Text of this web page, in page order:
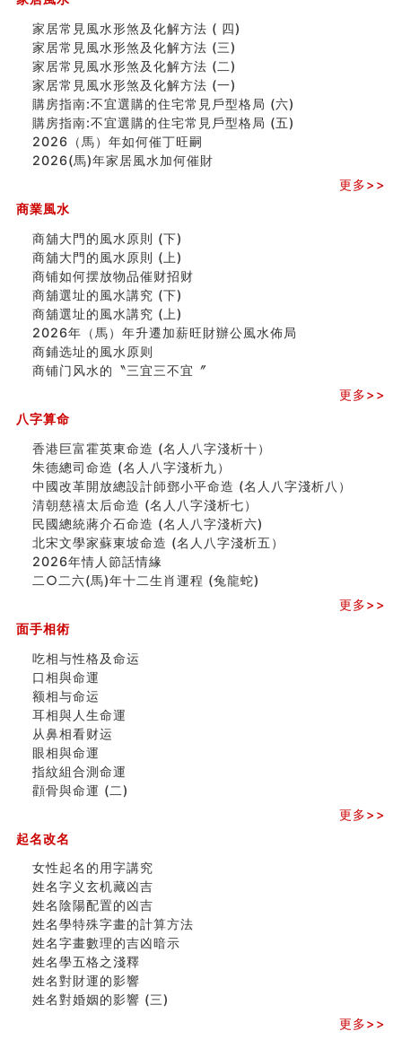
套房風水怎麼看？ 租屋風水禁忌有哪些？搬家禁忌要注
精选1500个五行属金的字
玄空本义(九)
八字十神与坐基关系详解
精选1000个五行属土的字
人的面相看财运
玄空本义(八)
六爻算卦：测腹中胎儿是男是女
中國改革開放總設計師鄧小平命造 (名人八字淺析八）
精选1000个五行属火的字
玄空本义(七)
刘燮鈞讲人相 手纹与命运(二)
商铺如何摆放物品催财招财
极其旺夫的女人面相
家居常見風水形煞及化解方法 (二)
居家風水懶人包！房子煞氣怎麼看？風水禁忌有哪些？有
這樣風水的房子別�
南半球的八字如何推排
风水先生林琅仙的传说
从痣看相
姓名陰陽配置的凶吉
六爻測住宅風水 (四)
玄空本义 (五)
财务办公室风水布局
精选1500个五行属木的字
玄空本义 (四)
八字算命：女命八字里日坐伤官克夫？
清朝慈禧太后命造 (名人八字淺析七）
玄空本义 (三)
飞灵山传说故事
命理解说：想请问什么时候能够遇到姻缘结婚？
商舖選址的風水講究 (下)
吉凶神跳上大运时的断法【四柱技巧】
家居常見風水形煞及化解方法 (一)
刘燮鈞讲人相 手纹与命运(一)
玄空本义 (二)
大門風水五大禁忌！大門風水擺設？門中門風水解方？
寓意好的五行属水的汉字有哪些？五行属水的汉字大全
女性起名的用字講究
香港巨富霍英東命造 (名人八字淺析十）
購房十大風水原則 (上)
七夕节 我国唯一一个以女性为主角传统节日
商舖大門的風水原則 (下)
手指饱满福运加身，这种手相福运在何处？
家居常見風水形煞及化解方法 ( 四)
八字铁口直断经验总结五十条
家居常見風水形煞及化解方法 ( 四)
家居常見風水形煞及化解方法 (三)
家居常見風水形煞及化解方法 (二)
家居常見風水形煞及化解方法 (一)
購房指南:不宜選購的住宅常見戶型格局 (六)
購房指南:不宜選購的住宅常見戶型格局 (五)
2026（馬）年如何催丁旺嗣
2026(馬)年家居風水加何催財
更多>>
商業風水
商舖大門的風水原則 (下)
商舖大門的風水原則 (上)
商铺如何摆放物品催财招财
商舖選址的風水講究 (下)
商舖選址的風水講究 (上)
2026年（馬）年升遷加薪旺財辦公風水佈局
商鋪选址的風水原则
商铺门风水的〝三宜三不宜〞
更多>>
八字算命
香港巨富霍英東命造 (名人八字淺析十）
朱德總司命造 (名⼈⼋字淺析九）
中國改革開放總設計師鄧小平命造 (名人八字淺析八）
清朝慈禧太后命造 (名人八字淺析七）
民國總統蔣介石命造 (名人八字淺析六)
北宋文學家蘇東坡命造 (名人八字淺析五）
2026年情人節話情緣
二○二六(馬)年十二生肖運程 (兔龍蛇)
更多>>
面手相術
吃相与性格及命运
口相與命運
额相与命运
耳相與人生命運
从鼻相看财运
眼相與命運
指紋組合測命運
顴骨與命運 (二)
更多>>
起名改名
女性起名的用字講究
姓名字义玄机藏凶吉
姓名陰陽配置的凶吉
姓名學特殊字畫的計算方法
姓名字畫數理的吉凶暗示
姓名學五格之淺釋
姓名對財運的影響
姓名對婚姻的影響 (三)
更多>>